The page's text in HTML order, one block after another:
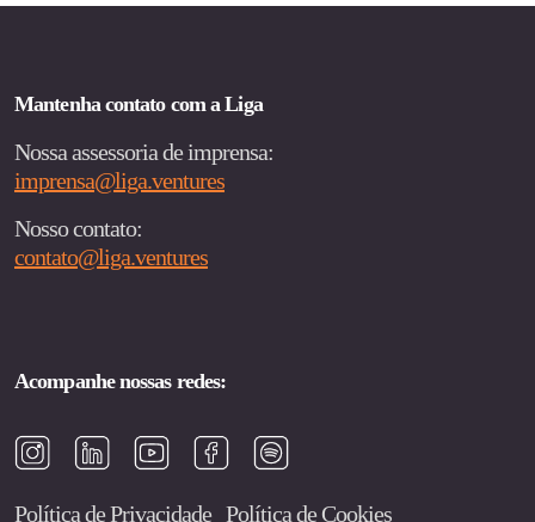
Mantenha contato com a Liga
Nossa assessoria de imprensa:
imprensa@liga.ventures
Nosso contato:
contato@liga.ventures
Acompanhe nossas redes:
Política de Privacidade Política de Cookies